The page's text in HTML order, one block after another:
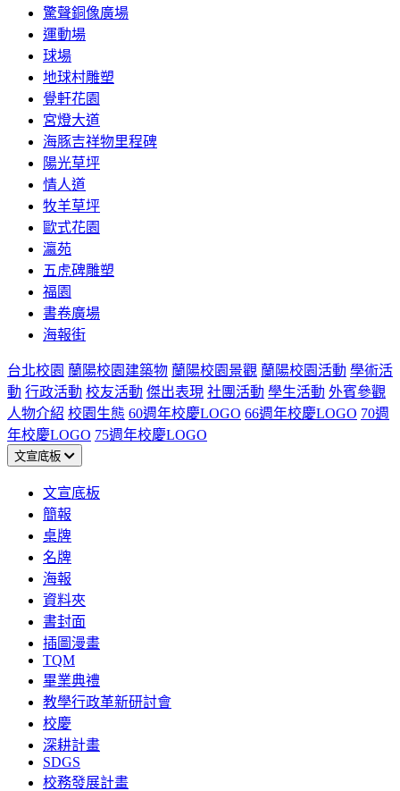
驚聲銅像廣場
運動場
球場
地球村雕塑
覺軒花園
宮燈大道
海豚吉祥物里程碑
陽光草坪
情人道
牧羊草坪
歐式花園
瀛苑
五虎碑雕塑
福園
書卷廣場
海報街
台北校園 蘭陽校園建築物 蘭陽校園景觀 蘭陽校園活動 學術活
動 行政活動 校友活動 傑出表現 社團活動 學生活動 外賓參觀
人物介紹 校園生態 60週年校慶LOGO 66週年校慶LOGO 70週
年校慶LOGO 75週年校慶LOGO
文宣底板
文宣底板
簡報
桌牌
名牌
海報
資料夾
書封面
插圖漫畫
TQM
畢業典禮
教學行政革新研討會
校慶
深耕計畫
SDGS
校務發展計畫